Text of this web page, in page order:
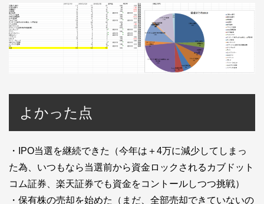
よかった点
・IPO当選を継続できた（今年は＋4万に減少してしまっ
た為、いつもなら当選前から資金ロックされるカブドット
コム証券、楽天証券でも資金をコントールしつつ挑戦）
・保有株の売却を始めた（まだ、全部売却できていないの